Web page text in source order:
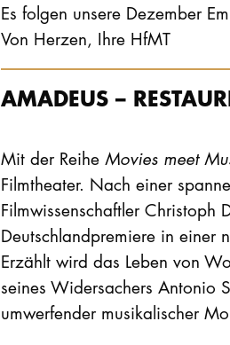
Es folgen unsere Dezember
Von Herzen, Ihre HfMT
AMADEUS –
Mit der Reihe Movies meet
Filmtheater. Nach einer
Filmwissenschaftler Christoph
Deutschlandpremiere in einer
Erzählt wird das Leben von
seines Widersachers Antonio
umwerfender musikalischer